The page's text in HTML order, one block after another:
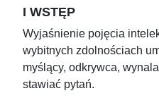
I WSTĘP
Wyjaśnienie pojęcia
wybitnych zdolnościach
myślący, odkrywca,
stawiać pytań.